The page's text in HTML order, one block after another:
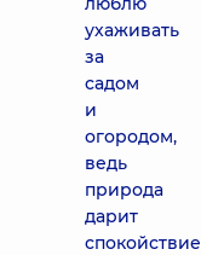
ухаживать
за
садом
и
огородом,
ведь
природа
дарит
спокойствие